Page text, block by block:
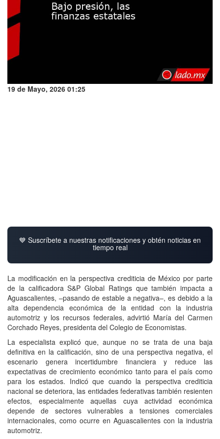
19 de Mayo, 2026 01:25
💙 Suscríbete a nuestras notificaciones y obtén noticias en
tiempo real
La modificación en la perspectiva crediticia de México por parte
de la calificadora S&P Global Ratings que también impacta a
Aguascalientes, –pasando de estable a negativa–, es debido a la
alta dependencia económica de la entidad con la industria
automotriz y los recursos federales, advirtió María del Carmen
Corchado Reyes, presidenta del Colegio de Economistas.
La especialista explicó que, aunque no se trata de una baja
definitiva en la calificación, sino de una perspectiva negativa, el
escenario genera incertidumbre financiera y reduce las
expectativas de crecimiento económico tanto para el país como
para los estados. Indicó que cuando la perspectiva crediticia
nacional se deteriora, las entidades federativas también resienten
efectos, especialmente aquellas cuya actividad económica
depende de sectores vulnerables a tensiones comerciales
internacionales, como ocurre en Aguascalientes con la industria
automotriz.